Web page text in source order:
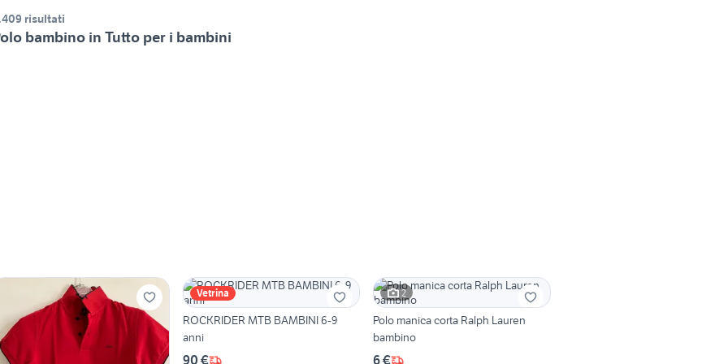
risultati
bambino in Tutto per i bambini
Vetrina
ROCKRIDER MTB BAMBINI 6-9
anni
90 €
2
Polo manica corta Ralph Lauren
bambino
6 €